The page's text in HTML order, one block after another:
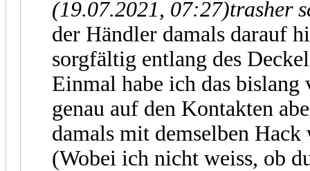
(19.07.2021, 07:27)trasher
der Händler damals darauf
sorgfältig entlang des
Einmal habe ich das
genau auf den Kontakten
damals mit demselben
(Wobei ich nicht weiss, ob